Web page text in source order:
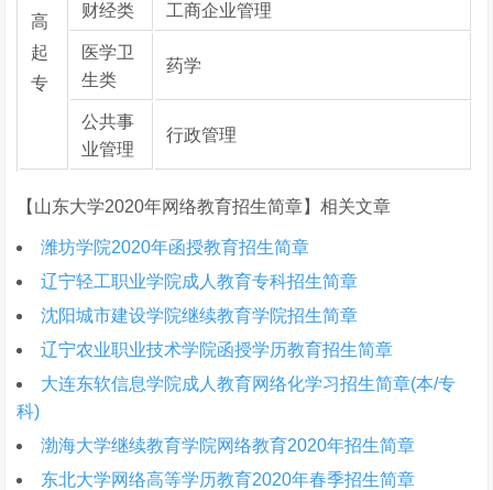
高
起
专
财经类 工商企业管理
医学卫
生类
药学
公共事
业管理
行政管理
【山东大学2020年网络教育招生简章】相关文章
潍坊学院2020年函授教育招生简章
辽宁轻工职业学院成人教育专科招生简章
沈阳城市建设学院继续教育学院招生简章
辽宁农业职业技术学院函授学历教育招生简章
大连东软信息学院成人教育网络化学习招生简章(本/专
科)
渤海大学继续教育学院网络教育2020年招生简章
东北大学网络高等学历教育2020年春季招生简章